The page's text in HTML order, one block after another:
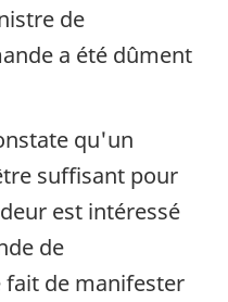
de
a été dûment
qu'un
suffisant pour
est intéressé
de
de manifester